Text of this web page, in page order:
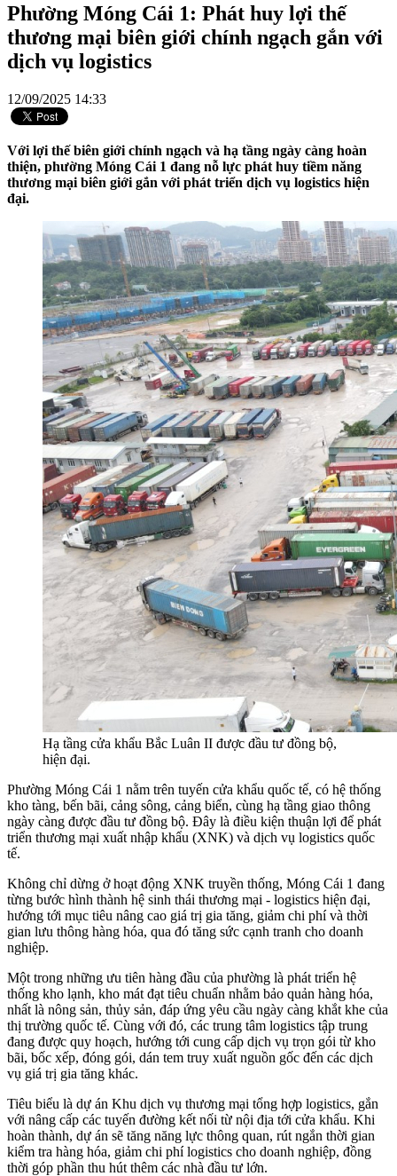
Phường Móng Cái 1: Phát huy lợi thế
thương mại biên giới chính ngạch gắn với
dịch vụ logistics
12/09/2025 14:33
Với lợi thế biên giới chính ngạch và hạ tầng ngày càng hoàn
thiện, phường Móng Cái 1 đang nỗ lực phát huy tiềm năng
thương mại biên giới gắn với phát triển dịch vụ logistics hiện
đại.
Hạ tầng cửa khẩu Bắc Luân II được đầu tư đồng bộ,
hiện đại.
Phường Móng Cái 1 nằm trên tuyến cửa khẩu quốc tế, có hệ thống
kho tàng, bến bãi, cảng sông, cảng biển, cùng hạ tầng giao thông
ngày càng được đầu tư đồng bộ. Đây là điều kiện thuận lợi để phát
triển thương mại xuất nhập khẩu (XNK) và dịch vụ logistics quốc
tế.
Không chỉ dừng ở hoạt động XNK truyền thống, Móng Cái 1 đang
từng bước hình thành hệ sinh thái thương mại - logistics hiện đại,
hướng tới mục tiêu nâng cao giá trị gia tăng, giảm chi phí và thời
gian lưu thông hàng hóa, qua đó tăng sức cạnh tranh cho doanh
nghiệp.
Một trong những ưu tiên hàng đầu của phường là phát triển hệ
thống kho lạnh, kho mát đạt tiêu chuẩn nhằm bảo quản hàng hóa,
nhất là nông sản, thủy sản, đáp ứng yêu cầu ngày càng khắt khe của
thị trường quốc tế. Cùng với đó, các trung tâm logistics tập trung
đang được quy hoạch, hướng tới cung cấp dịch vụ trọn gói từ kho
bãi, bốc xếp, đóng gói, dán tem truy xuất nguồn gốc đến các dịch
vụ giá trị gia tăng khác.
Tiêu biểu là dự án Khu dịch vụ thương mại tổng hợp logistics, gắn
với nâng cấp các tuyến đường kết nối từ nội địa tới cửa khẩu. Khi
hoàn thành, dự án sẽ tăng năng lực thông quan, rút ngắn thời gian
kiểm tra hàng hóa, giảm chi phí logistics cho doanh nghiệp, đồng
thời góp phần thu hút thêm các nhà đầu tư lớn.